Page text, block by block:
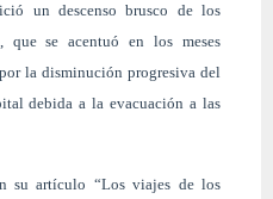
un descenso brusco de los
se acentuó en los meses
la disminución progresiva del
debida a la evacuación a las
su artículo “Los viajes de los